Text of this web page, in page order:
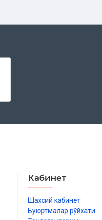
Кабинет
Шахсий кабинет
Буюртмалар рўйхати